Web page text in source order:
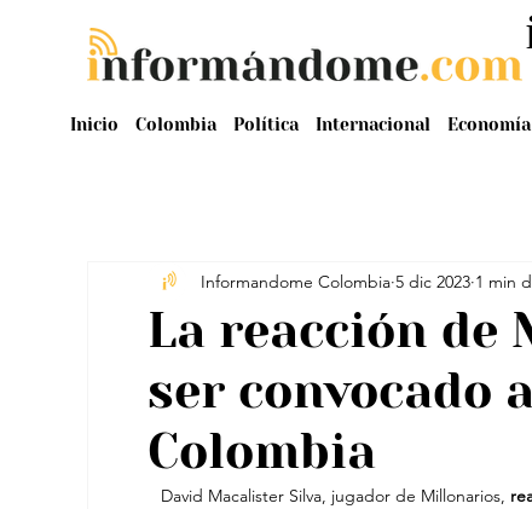
Inicio Colombia Política Internacional Economía
La reacción de
ser convocado
Colombia
Informandome Colombia 5 dic 2023 1 min
David Macalister Silva, jugador de Millonarios,